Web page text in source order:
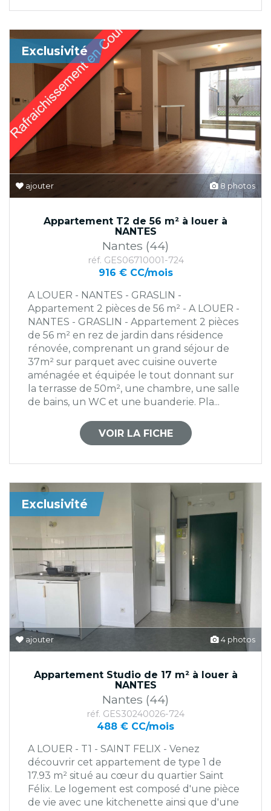
8 photos
ajouter
Exclusivité
Appartement T2 de 56 m² à louer à
NANTES
Nantes (44)
réf. GES06710001-724
916 € CC/mois
A LOUER - NANTES - GRASLIN -
Appartement 2 pièces de 56 m² - A LOUER -
NANTES - GRASLIN - Appartement 2 pièces
de 56 m² en rez de jardin dans résidence
rénovée, comprenant un grand séjour de
37m² sur parquet avec cuisine ouverte
aménagée et équipée le tout donnant sur
la terrasse de 50m², une chambre, une salle
de bains, un WC et une buanderie. Pla...
VOIR LA FICHE
4 photos
ajouter
Exclusivité
Appartement Studio de 17 m² à louer à
NANTES
Nantes (44)
réf. GES30240026-724
488 € CC/mois
A LOUER - T1 - SAINT FELIX - Venez
découvrir cet appartement de type 1 de
17.93 m² situé au cœur du quartier Saint
Félix. Le logement est composé d'une pièce
de vie avec une kitchenette ainsi que d'une